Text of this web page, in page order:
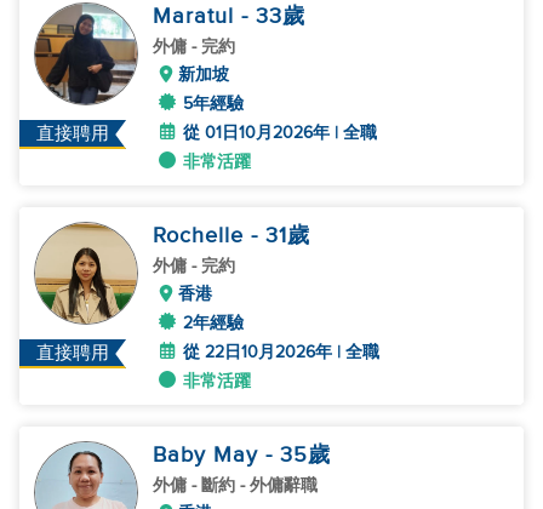
直接聘用
Maratul - 33歲
外傭 - 完約
新加坡
5年經驗
從 01日10月2026年 | 全職
非常活躍
直接聘用
Rochelle - 31歲
外傭 - 完約
香港
2年經驗
從 22日10月2026年 | 全職
非常活躍
Baby May - 35歲
外傭 - 斷約 - 外傭辭職